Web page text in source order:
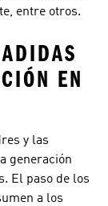
entre otros.
EN
y las
generación
El paso de los
a los